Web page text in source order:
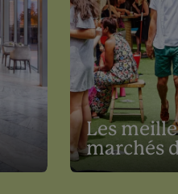
Les
marchés